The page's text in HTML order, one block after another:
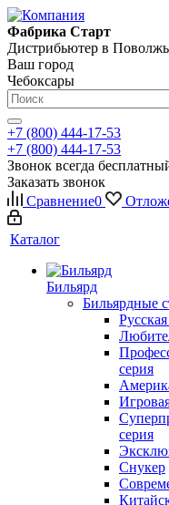
Фабрика Старт
Дистрибьютер в
Ваш город
Чебоксары
+7 (800) 444-17-53
+7 (800) 444-17-53
Звонок всегда
Заказать звонок
Сравнение0
Каталог
Бильярд
Бильярдные
серия
серия
Снукер